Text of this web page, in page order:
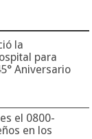
la
para
Aniversario
el 0800-
en los